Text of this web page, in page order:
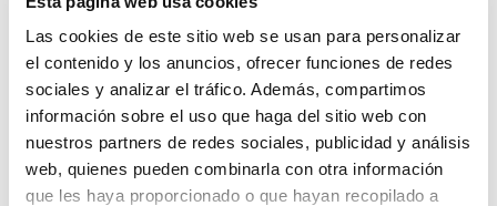
Las cookies de este sitio web se usan para personalizar
el contenido y los anuncios, ofrecer funciones de redes
sociales y analizar el tráfico. Además, compartimos
información sobre el uso que haga del sitio web con
nuestros partners de redes sociales, publicidad y análisis
web, quienes pueden combinarla con otra información
que les haya proporcionado o que hayan recopilado a